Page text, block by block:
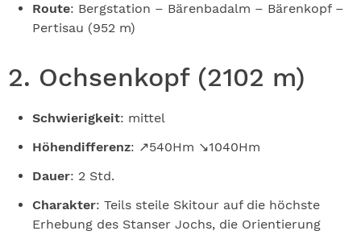
Route: Bergstation – Bärenbadalm – Bärenkopf –
Pertisau (952 m)
2. Ochsenkopf (2102 m)
Schwierigkeit: mittel
Höhendifferenz: ↗540Hm ↘1040Hm
Dauer: 2 Std.
Charakter: Teils steile Skitour auf die höchste
Erhebung des Stanser Jochs, die Orientierung